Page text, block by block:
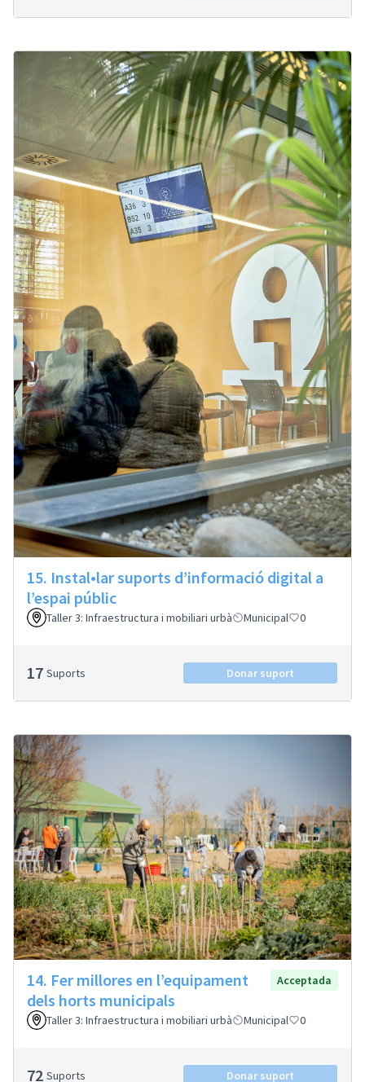
15. Instal•lar suports d’informació digital a
l’espai públic
Taller 3: Infraestructura i mobiliari urbà Municipal 0
17 Suports Donar suport
14. Fer millores en l’equipament
dels horts municipals
Acceptada
Taller 3: Infraestructura i mobiliari urbà Municipal 0
72 Suports Donar suport